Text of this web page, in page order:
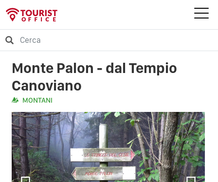
Monte Palon - dal Tempio
Canoviano
MONTANI